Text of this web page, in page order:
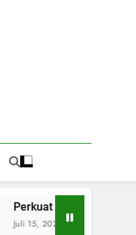
Tentang Jaminan